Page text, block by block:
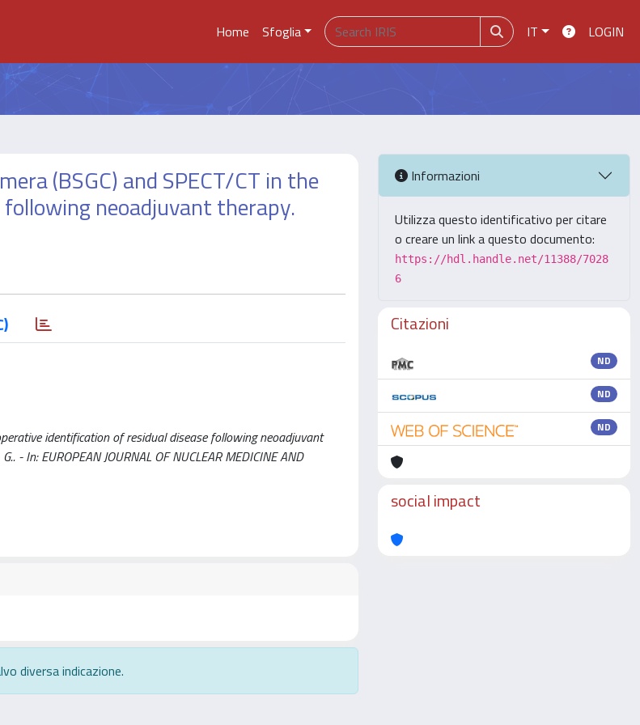
Home Sfoglia IT LOGIN
(BSGC) and SPECT/CT in the
neoadjuvant therapy.
identification of residual disease following neoadjuvant
- In: EUROPEAN JOURNAL OF NUCLEAR MEDICINE AND
diversa indicazione.
Informazioni
Utilizza questo identificativo per citare
o creare un link a questo documento:
https://hdl.handle.net/11388/7028
6
Citazioni
ND
ND
ND
social impact